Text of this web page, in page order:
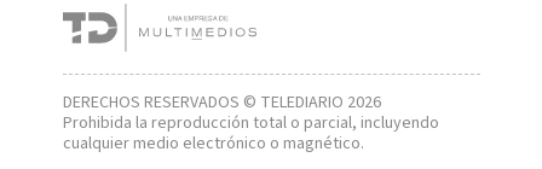
DERECHOS RESERVADOS © TELEDIARIO 2026
Prohibida la reproducción total o parcial, incluyendo
cualquier medio electrónico o magnético.